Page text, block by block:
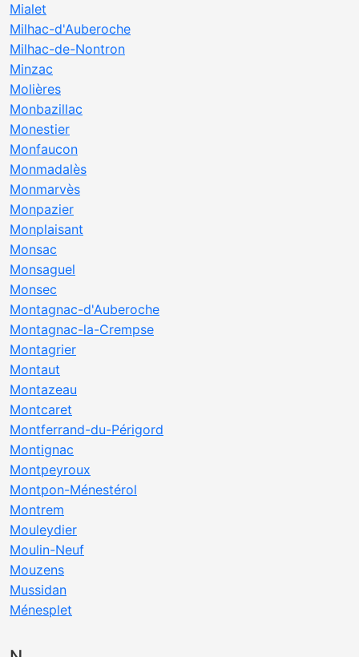
Mialet
Milhac-d'Auberoche
Milhac-de-Nontron
Minzac
Molières
Monbazillac
Monestier
Monfaucon
Monmadalès
Monmarvès
Monpazier
Monplaisant
Monsac
Monsaguel
Monsec
Montagnac-d'Auberoche
Montagnac-la-Crempse
Montagrier
Montaut
Montazeau
Montcaret
Montferrand-du-Périgord
Montignac
Montpeyroux
Montpon-Ménestérol
Montrem
Mouleydier
Moulin-Neuf
Mouzens
Mussidan
Ménesplet